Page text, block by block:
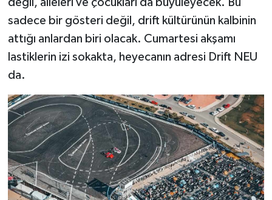
sadece bir gösteri değil, drift kültürünün kalbinin
attığı anlardan biri olacak. Cumartesi akşamı
lastiklerin izi sokakta, heyecanın adresi Drift NEU
da.